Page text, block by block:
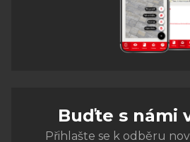
Buďte s námi
Přihlašte se k odběru